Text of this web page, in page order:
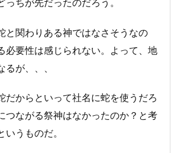
と関わりある神ではなさそうなの
必要性は感じられない。よって、地
が、、、
だからといって社名に蛇を使うだろ
つながる祭神はなかったのか？と考
うものだ。